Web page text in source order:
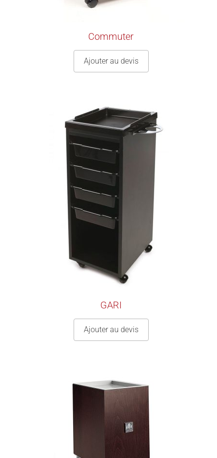
Commuter
Ajouter au devis
GARI
Ajouter au devis